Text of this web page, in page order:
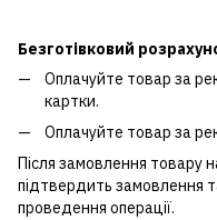
Безготівковий
Оплачуйте товар за
картки.
Оплачуйте товар за
Після замовлення
підтвердить замовлення
проведення операції.